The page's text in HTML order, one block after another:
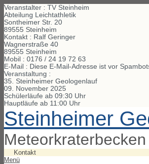
Veranstalter : TV Steinheim
Abteilung Leichtathletik
Sontheimer Str. 20
89555 Steinheim
Kontakt : Ralf Geringer
Wagnerstraße 40
89555 Steinheim
Mobil : 0176 / 24 19 72 63
E-Mail : Diese E-Mail-Adresse ist vor
Veranstaltung :
35. Steinheimer Geologenlauf
09. November 2025
Schülerläufe ab 09:30 Uhr
Hauptläufe ab 11:00 Uhr
Steinheimer
Meteorkraterbecken
Kontakt
Menü